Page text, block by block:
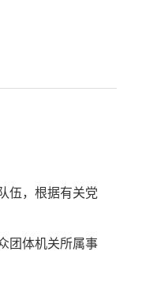
伍，根据有关党
团体机关所属事